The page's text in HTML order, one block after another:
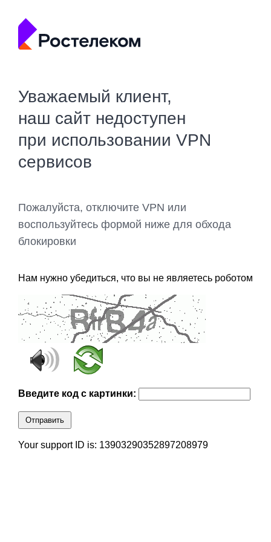
Уважаемый клиент,
наш сайт недоступен
при использовании VPN
сервисов
Пожалуйста, отключите VPN или
воспользуйтесь формой ниже для обхода
блокировки
Нам нужно убедиться, что вы не являетесь роботом
Введите код с картинки:
Отправить
Your support ID is: 13903290352897208979